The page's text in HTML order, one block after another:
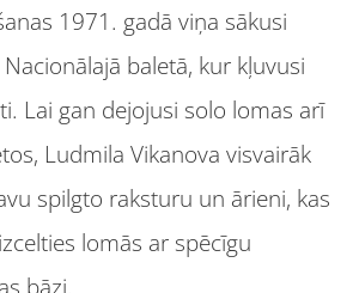
1971. gadā viņa sākusi
baletā, kur kļuvusi
Lai gan dejojusi solo lomas arī
Ludmila Vikanova visvairāk
spilgto raksturu un ārieni, kas
lomās ar spēcīgu
bāzi.